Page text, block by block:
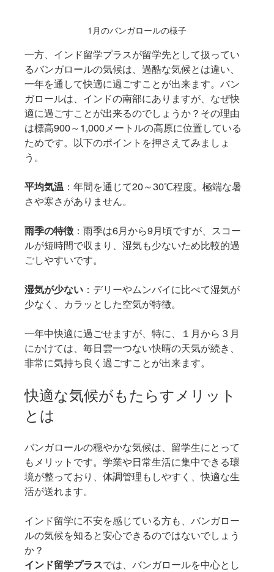
1月のバンガロールの様子
一方、インド留学プラスが留学先として扱ってい
るバンガロールの気候は、過酷な気候とは違い、
一年を通して快適に過ごすことが出来ます。バン
ガロールは、インドの南部にありますが、なぜ快
適に過ごすことが出来るのでしょうか？その理由
は標高900～1,000メートルの高原に位置している
ためです。以下のポイントを押さえてみましょ
う。
平均気温 ：年間を通じて20～30℃程度。極端な暑
さや寒さがありません。
雨季の特徴 ：雨季は6月から9月頃ですが、スコー
ルが短時間で収まり、湿気も少ないため比較的過
ごしやすいです。
湿気が少ない ：デリーやムンバイに比べて湿気が
少なく、カラッとした空気が特徴。
一年中快適に過ごせますが、特に、１月から３月
にかけては、毎日雲一つない快晴の天気が続き、
非常に気持ち良く過ごすことが出来ます。
快適な気候がもたらすメリット
とは
バンガロールの穏やかな気候は、留学生にとって
もメリットです。学業や日常生活に集中できる環
境が整っており、体調管理もしやすく、快適な生
活が送れます。
インド留学に不安を感じている方も、バンガロー
ルの気候を知ると安心できるのではないでしょう
か？
インド留学プラスでは、バンガロールを中心とし